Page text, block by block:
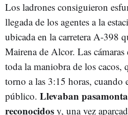
Los ladrones consiguieron
llegada de los agentes a la
ubicada en la carretera A-398
Mairena de Alcor. Las
toda la maniobra de los cacos,
torno a las 3:15 horas, cuando
público. Llevaban
reconocidos y, una vez